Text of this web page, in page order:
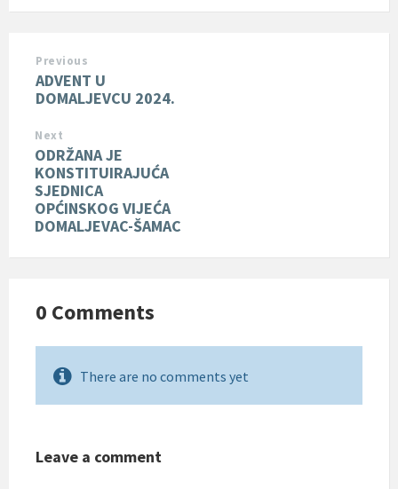
Previous
ADVENT U
DOMALJEVCU 2024.
Next
ODRŽANA JE
KONSTITUIRAJUĆA
SJEDNICA
OPĆINSKOG VIJEĆA
DOMALJEVAC-ŠAMAC
0 Comments
There are no comments yet
Leave a comment